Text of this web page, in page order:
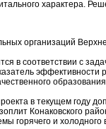
характера.
организаций
в соответствии с
в текущем
Конаковского
горячего и